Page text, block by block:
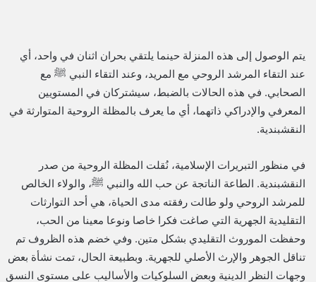
يتم الوصول إلى هذه المنزلة حينما يلتقي بحران اثنان في واحد، أي
عند التقاء المرشد الروحي مع المريد، وعند التقاء النبي ﷺ مع
الصحابي. في هذه الحالات بالضبط، سيشتركان في المستويين
المعرفي والإدراكي ذاتهما، أي ما يعرف بالمظلة الروحية المتوارثة في
النقشبندية.
في منظور التبريرات الإسلامية، نُقلت المظلة الروحية من صدر
النقشبندية. الطاعة الناتجة عن حب الله والنبي ﷺ، والولاء الخالص
للمرشد الروحي ولو طالت رفقته مدى الحياة، هي أحد التوارثات
التقليدية الجهرية التي صاغت فكرا خاصا ونوعا معينا من الحب،
وحفظت الموروث التقليدي بشكل متين. وفي خضم هذه الظروف تم
تناقل الجوهر والإرث الأصلي للجهرية. وبطبيعة الحال، تمت نشأة بعض
وجهات النظر الدينية وبعض السلوكيات والأساليب على مستوى النسق